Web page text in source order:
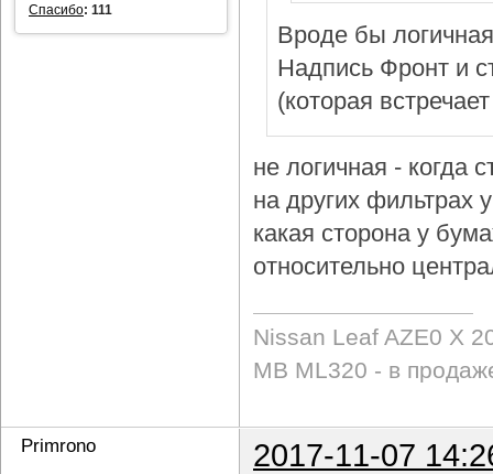
Спасибо: 111
Вроде бы
Надпись Фронт и
(которая
не логичная - когда
на других фильтрах
какая сторона у
относительно
Nissan Leaf AZE0 X
MB ML320 - в
Primrono 2017-11-07